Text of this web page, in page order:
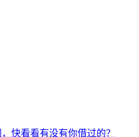
快看看有没有你借过的？